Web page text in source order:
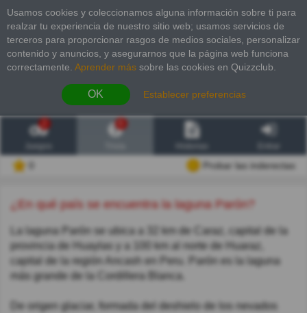
Usamos cookies y coleccionamos alguna información sobre ti para
realzar tu experiencia de nuestro sitio web; usamos servicios de
terceros para proporcionar rasgos de medios sociales, personalizar
contenido y anuncios, y asegurarnos que la página web funciona
correctamente. Aprender más sobre las cookies en Quizzclub.
OK Establecer preferencias
2
Probar las inderectas
¿En qué país se encuentra la laguna Parón?
La laguna Parón se ubica a 32 km de Caraz, capital de la
provincia de Huaylas y a 100 km al norte de Huaraz,
capital de la región Ancash en Peru. Parón es la laguna
más grande de la Cordillera Blanca.
De origen glaciar, formada del deshielo de los nevados